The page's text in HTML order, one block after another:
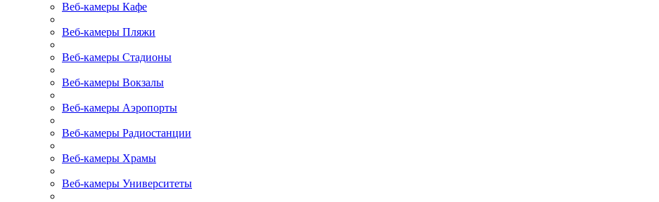
Веб-камеры Кафе
Веб-камеры Пляжи
Веб-камеры Стадионы
Веб-камеры Вокзалы
Веб-камеры Аэропорты
Веб-камеры Радиостанции
Веб-камеры Храмы
Веб-камеры Университеты